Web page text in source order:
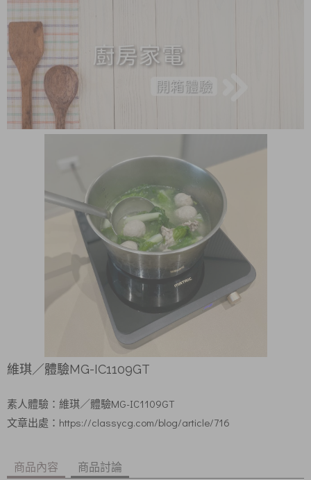
維琪／體驗MG-IC1109GT
素人體驗： 維琪／體驗MG-IC1109GT
文章出處： https://classycg.com/blog/article/716
商品內容 商品討論